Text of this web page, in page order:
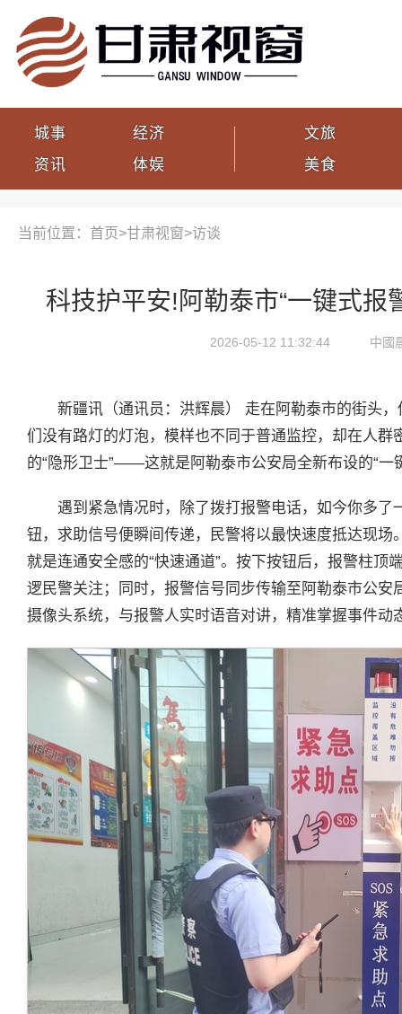
城事
资讯
经济
体娱
文旅
美食
当前位置：首页>甘肃视窗>访谈
科技护平安!阿勒泰市“一键式报
2026-05-12 11:32:44 中國
新疆讯（通讯员：洪辉晨） 走在阿勒泰市的街头
们没有路灯的灯泡，模样也不同于普通监控，却在人
的“隐形卫士”——这就是阿勒泰市公安局全新布设的“一
遇到紧急情况时，除了拨打报警电话，如今你多
钮，求助信号便瞬间传递，民警将以最快速度抵达现
就是连通安全感的“快速通道”。按下按钮后，报警柱顶
逻民警关注；同时，报警信号同步传输至阿勒泰市公安
摄像头系统，与报警人实时语音对讲，精准掌握事件动